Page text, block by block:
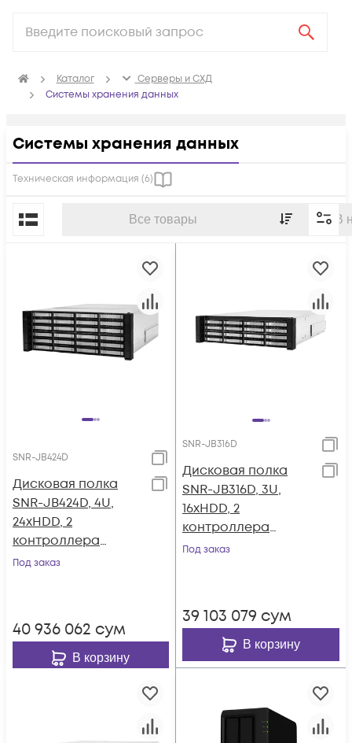
Каталог
Серверы и СХД
Системы хранения данных
Системы хранения данных
Техническая информация (6)
Все товары В
По популярности
SNR-JB424D
Дисковая полка
SNR-JB424D, 4U,
24xHDD, 2
контроллера
12Gb/s,
Под заказ
40 936 062 сум
В корзину
SNR-JB316D
Дисковая полка
SNR-JB316D, 3U,
16xHDD, 2
контроллера
12Gb/s,
Под заказ
39 103 079 сум
В корзину